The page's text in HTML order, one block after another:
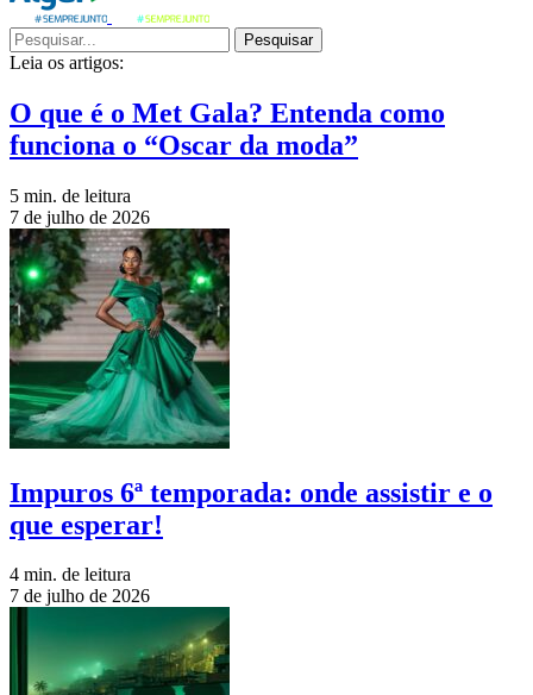
Pesquisar
Leia os artigos:
O que é o Met Gala? Entenda como
funciona o “Oscar da moda”
5 min. de leitura
7 de julho de 2026
Impuros 6ª temporada: onde assistir e o
que esperar!
4 min. de leitura
7 de julho de 2026